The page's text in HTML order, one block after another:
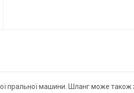
пральної машини. Шланг може також